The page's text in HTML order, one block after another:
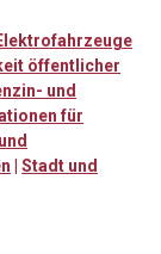
öffentlicher
und
für
Stadt und